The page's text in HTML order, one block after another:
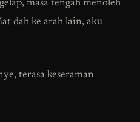
masa tengah menoleh
dah ke arah lain, aku
terasa keseraman